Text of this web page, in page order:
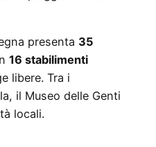
presenta 35
16 stabilimenti
libere. Tra i
il Museo delle Genti
locali.